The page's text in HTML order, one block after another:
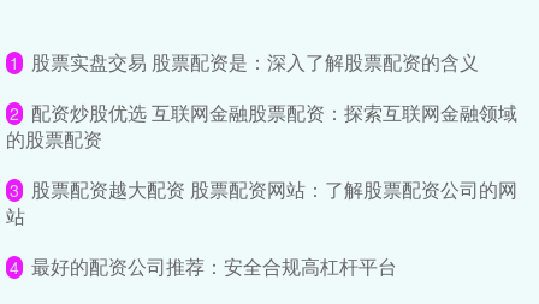
1 股票实盘交易 股票配资是：深入了解股票配资的含义
2 配资炒股优选 互联网金融股票配资：探索互联网金融领域
的股票配资
3 股票配资越大配资 股票配资网站：了解股票配资公司的网
站
4 最好的配资公司推荐：安全合规高杠杆平台